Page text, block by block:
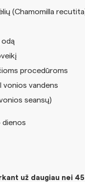
(Chamomilla
odą
procedūroms
vonios vandens
seansų)
už daugiau nei